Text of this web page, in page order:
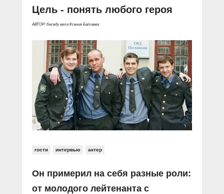
Цель - понять любого героя
АВТОР: беседу вела Ксения Батаева
гости интервью актер
Он примерил на себя разные роли:
от молодого лейтенанта с